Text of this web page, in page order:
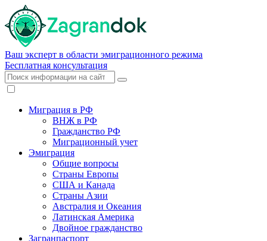
Ваш эксперт в области эмиграционного режима
Бесплатная консультация
Миграция в РФ
ВНЖ в РФ
Гражданство РФ
Миграционный учет
Эмиграция
Общие вопросы
Страны Европы
США и Канада
Страны Азии
Австралия и Океания
Латинская Америка
Двойное гражданство
Загранпаспорт